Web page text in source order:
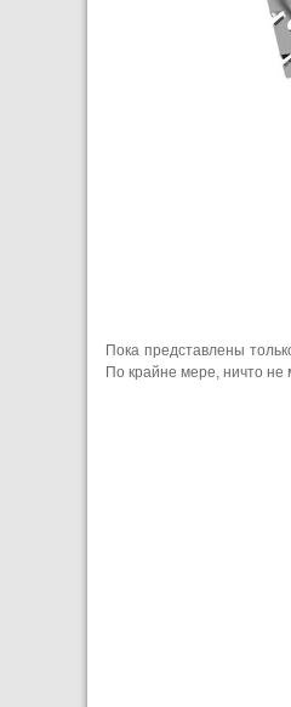
Пока представлены
По крайне мере, ничто не